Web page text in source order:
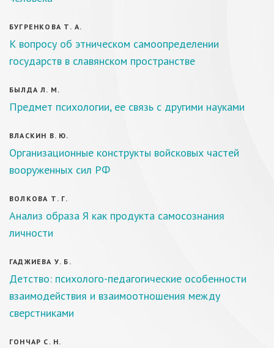
БУГРЕНКОВА Т. А.
К вопросу об этническом самоопределении
государств в славянском пространстве
БЫЛДА Л. М.
Предмет психологии, ее связь с другими науками
ВЛАСКИН В. Ю.
Организационные конструкты войсковых частей
вооруженных сил РФ
ВОЛКОВА Т. Г.
Анализ образа Я как продукта самосознания
личности
ГАДЖИЕВА У. Б.
Детство: психолого-педагогические особенности
взаимодействия и взаимоотношения между
сверстниками
ГОНЧАР С. Н.